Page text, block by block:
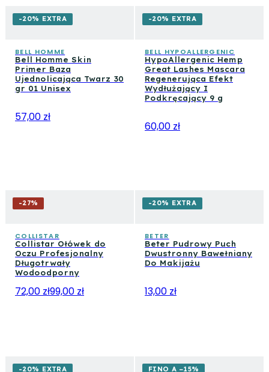
-20% EXTRA
BELL HOMME
Bell Homme Skin
Primer Baza
Ujednolicająca Twarz 30
gr 01 Unisex
57,00 zł
-20% EXTRA
BELL HYPOALLERGENIC
HypoAllergenic Hemp
Great Lashes Mascara
Regenerująca Efekt
Wydłużający I
Podkręcający 9 g
60,00 zł
-27%
COLLISTAR
Collistar Ołówek do
Oczu Profesjonalny
Długotrwały
Wodoodporny
72,00 zł99,00 zł
-20% EXTRA
BETER
Beter Pudrowy Puch
Dwustronny Bawełniany
Do Makijażu
13,00 zł
-20% EXTRA FINO A −15%